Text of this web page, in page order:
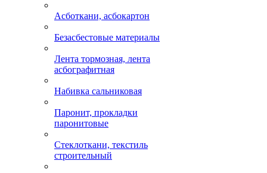
Асботкани, асбокартон
Безасбестовые материалы
Лента тормозная, лента
асбографитная
Набивка сальниковая
Паронит, прокладки
паронитовые
Стеклоткани, текстиль
строительный